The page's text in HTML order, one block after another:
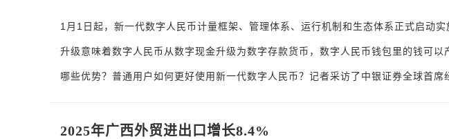
1月1日起，新一代数字人民币计量框架、管理体系、运行机制和生态体系正式启动
升级意味着数字人民币从数字现金升级为数字存款货币，数字人民币钱包里的钱可
哪些优势？普通用户如何更好使用新一代数字人民币？记者采访了中银证券全球首席
2025年广西外贸进出口增长8.4%